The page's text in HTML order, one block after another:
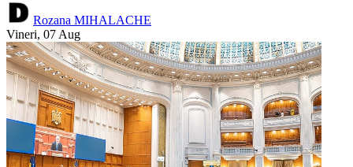
Rozana MIHALACHE
Vineri, 07 Aug